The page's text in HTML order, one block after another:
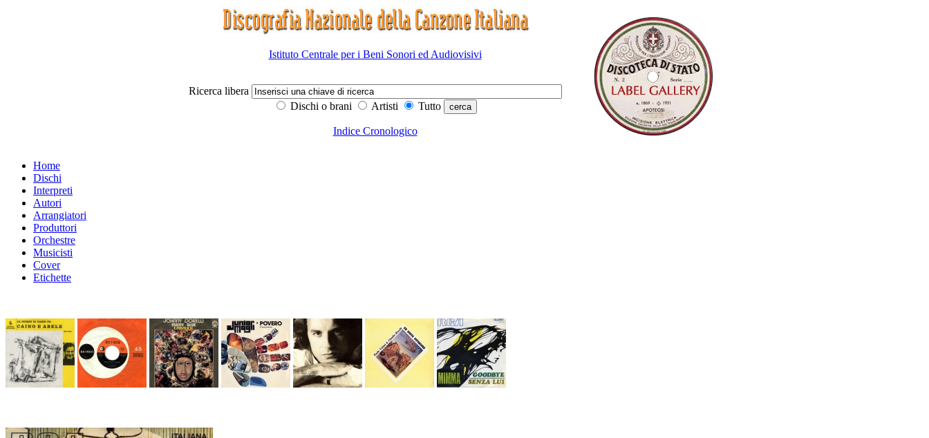
Istituto Centrale per i Beni Sonori ed Audiovisivi
Ricerca libera
Dischi o brani
Artisti Tutto
Indice Cronologico
Home
Dischi
Interpreti
Autori
Arrangiatori
Produttori
Orchestre
Musicisti
Cover
Etichette